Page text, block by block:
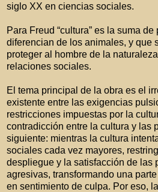
siglo XX en ciencias sociales.
Para Freud “cultura” es la suma
diferencian de los animales, y que
proteger al hombre de la
relaciones sociales.
El tema principal de la obra es el
existente entre las exigencias
restricciones impuestas por la
contradicción entre la cultura y las
siguiente: mientras la cultura
sociales cada vez mayores,
despliegue y la satisfacción de las
agresivas, transformando una
en sentimiento de culpa. Por eso,